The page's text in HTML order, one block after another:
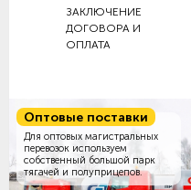
ЗАКЛЮЧЕНИЕ
ДОГОВОРА И
ОПЛАТА
Оптовые поставки
Для оптовых магистральных
перевозок используем
собственный большой парк
тягачей и полуприцепов.